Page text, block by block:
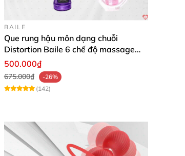
BAILE
Que rung hậu môn dạng chuỗi
Distortion Baile 6 chế độ massage
mạnh mẽ kích thích
500.000₫
675.000₫
-26%
(142)